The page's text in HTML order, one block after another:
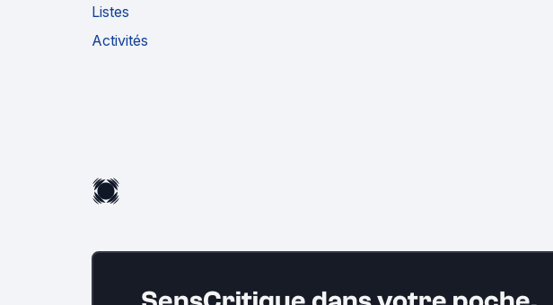
Listes
Activités